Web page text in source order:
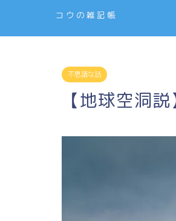
コウの雑記帳
不思議な話
【地球空洞